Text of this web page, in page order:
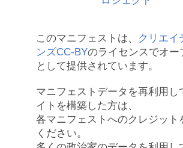
このマニフェストは、
クリエイ
ンズCC-BYのライセンスでオー
として提供されています。
マニフェストデータを再利用し
イトを構築した方は、
各マニフェストへのクレジット
ください。